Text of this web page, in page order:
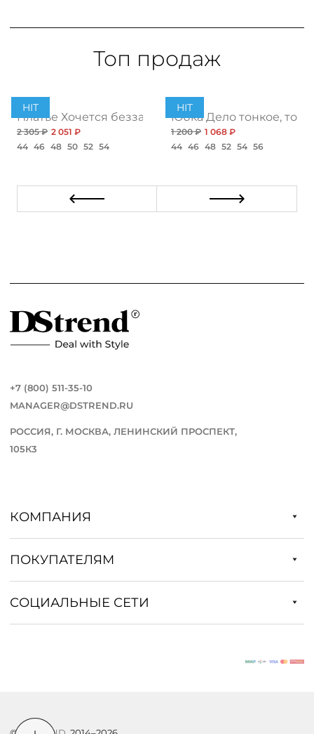
Топ продаж
HIT
Платье Хочется беззаботности, топ
2 305 ₽ 2 051 ₽
44 46 48 50 52 54
HIT
Юбка Дело тонкое, топ
1 200 ₽ 1 068 ₽
44 46 48 52 54 56
+7 (800) 511-35-10
MANAGER@DSTREND.RU
РОССИЯ, Г. МОСКВА, ЛЕНИНСКИЙ ПРОСПЕКТ,
105К3
КОМПАНИЯ
ПОКУПАТЕЛЯМ
СОЦИАЛЬНЫЕ СЕТИ